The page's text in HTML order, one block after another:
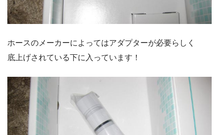
ホースのメーカーによってはアダプターが必要らしく
底上げされている下に入っています！